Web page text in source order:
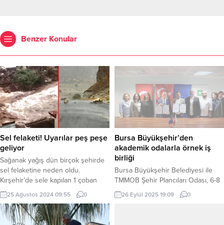
Benzer Konular
Sel felaketi! Uyarılar peş peşe
geliyor
Sağanak yağış dün birçok şehirde
sel felaketine neden oldu.
Kırşehir’de sele kapılan 1 çoban
yaşamını yitirirken, Kayseri’den de
can kaybı haberi geldi. Aracıyla sel
sularına kapılan bir kişinin cansız
bedenine ulaşıldı ANKARA (İGFA) –
25 Ağustos 2024 09:55 0
Bursa Büyükşehir’den
akademik odalarla örnek iş
birliği
Bursa Büyükşehir Belediyesi ile
TMMOB Şehir Plancıları Odası, 6-8
Kasım’da düzenlenecek ‘8 Kasım
Dünya Şehircilik Günü 49.
26 Eylül 2025 19:09 0